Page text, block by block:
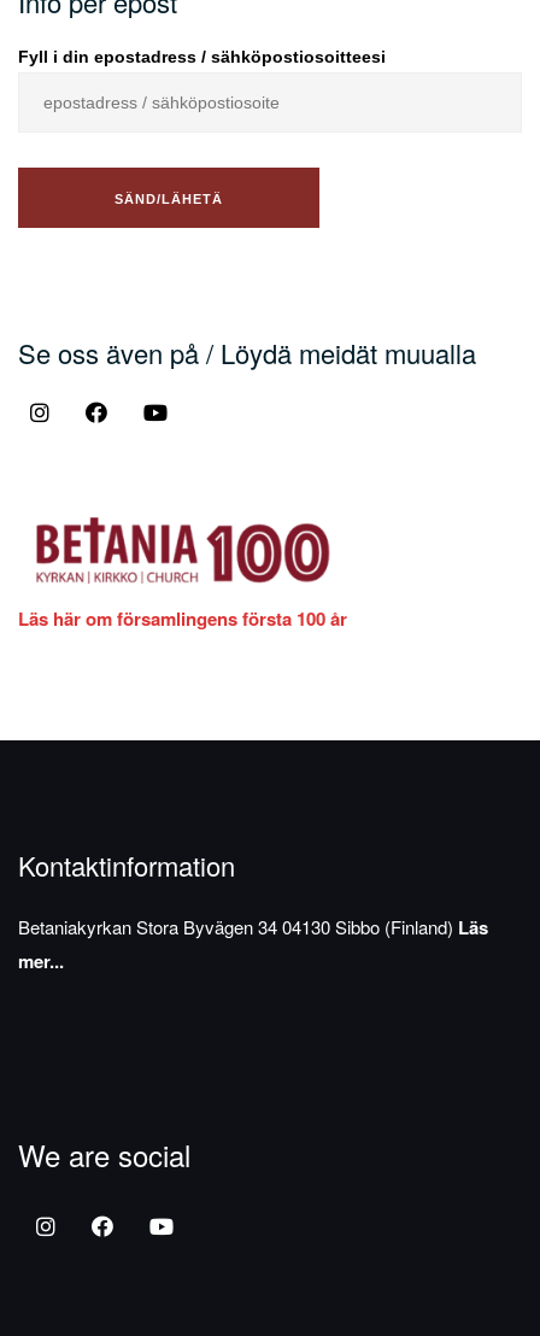
Fyll i din epostadress / sähköpostiosoitteesi
Se oss även på / Löydä meidät muualla
Läs här om församlingens första 100 år
Kontaktinformation
BetaniakyrkanStora Byvägen 3404130 Sibbo (Finland) Läs
mer...
We are social